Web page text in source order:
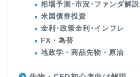
相場予測･市況･ファンダ解説
米国債券投資
金利･政策金利･インフレ
FX・為替
地政学・商品先物・原油